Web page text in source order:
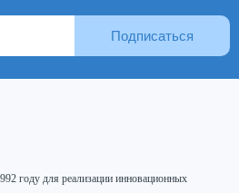
Подписаться
году для реализации инновационных